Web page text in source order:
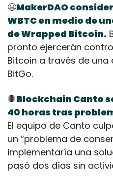
😬MakerDAO
WBTC en medio de
de Wrapped Bitcoin.
pronto ejercerán
Bitcoin a través de
BitGo.
🛑Blockchain Canto
El equipo de Canto
un “problema de
implementaría una
pasó dos días sin